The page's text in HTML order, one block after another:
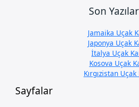
Son Yazılar
Jamaika Uçak
Japonya Uçak
İtalya Uçak
Kosova Uçak
Kırgızistan
Sayfalar